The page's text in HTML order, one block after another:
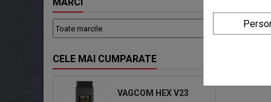
CELE MAI CUMPARATE
VAGCOM HEX V23
cu